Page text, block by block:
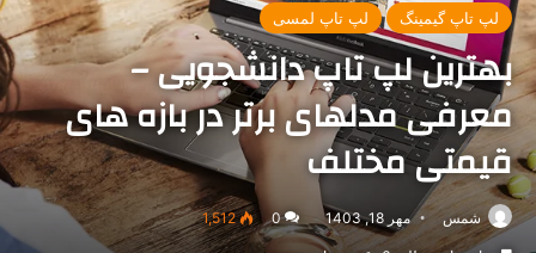
لپ تاپ گیمینگ
لپ تاپ لمسی
بهترین لپ تاپ دانشجویی –
معرفی مدلهای برتر در بازه های
قیمتی مختلف
شمس مهر 18, 1403 0
1,512